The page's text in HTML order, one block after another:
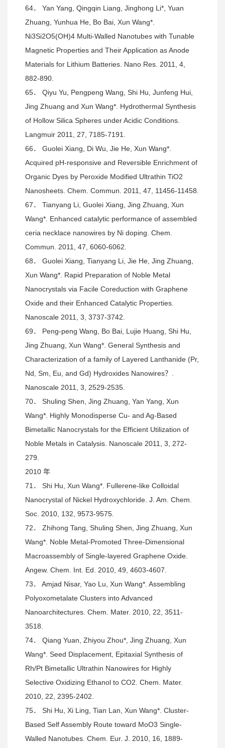
64． Yan Yang, Qingqin Liang, Jinghong Li*, Yuan
Zhuang, Yunhua He, Bo Bai, Xun Wang*.
Ni3Si2O5(OH)4 Multi-Walled Nanotubes with Tunable
Magnetic Properties and Their Application as Anode
Materials for Lithium Batteries. Nano Res. 2011, 4,
882-890.
65． Qiyu Yu, Pengpeng Wang, Shi Hu, Junfeng Hui,
Jing Zhuang and Xun Wang*. Hydrothermal Synthesis
of Hollow Silica Spheres under Acidic Conditions.
Langmuir 2011, 27, 7185-7191.
66． Guolei Xiang, Di Wu, Jie He, Xun Wang*.
Acquired pH-responsive and Reversible Enrichment of
Organic Dyes by Peroxide Modified Ultrathin TiO2
Nanosheets. Chem. Commun. 2011, 47, 11456-11458.
67． Tianyang Li, Guolei Xiang, Jing Zhuang, Xun
Wang*. Enhanced catalytic performance of assembled
ceria necklace nanowires by Ni doping. Chem.
Commun. 2011, 47, 6060-6062.
68． Guolei Xiang, Tianyang Li, Jie He, Jing Zhuang,
Xun Wang*. Rapid Preparation of Noble Metal
Nanocrystals via Facile Coreduction with Graphene
Oxide and their Enhanced Catalytic Properties.
Nanoscale 2011, 3, 3737-3742.
69． Peng-peng Wang, Bo Bai, Lujie Huang, Shi Hu,
Jing Zhuang, Xun Wang*. General Synthesis and
Characterization of a family of Layered Lanthanide (Pr,
Nd, Sm, Eu, and Gd) Hydroxides Nanowires？.
Nanoscale 2011, 3, 2529-2535.
70． Shuling Shen, Jing Zhuang, Yan Yang, Xun
Wang*. Highly Monodisperse Cu- and Ag-Based
Bimetallic Nanocrystals for the Efficient Utilization of
Noble Metals in Catalysis. Nanoscale 2011, 3, 272-
279.
2010 年
71． Shi Hu, Xun Wang*. Fullerene-like Colloidal
Nanocrystal of Nickel Hydroxychloride. J. Am. Chem.
Soc. 2010, 132, 9573-9575.
72． Zhihong Tang, Shuling Shen, Jing Zhuang, Xun
Wang*. Noble Metal-Promoted Three-Dimensional
Macroassembly of Single-layered Graphene Oxide.
Angew. Chem. Int. Ed. 2010, 49, 4603-4607.
73． Amjad Nisar, Yao Lu, Xun Wang*. Assembling
Polyoxometalate Clusters into Advanced
Nanoarchitectures. Chem. Mater. 2010, 22, 3511-
3518.
74． Qiang Yuan, Zhiyou Zhou*, Jing Zhuang, Xun
Wang*. Seed Displacement, Epitaxial Synthesis of
Rh/Pt Bimetallic Ultrathin Nanowires for Highly
Selective Oxidizing Ethanol to CO2. Chem. Mater.
2010, 22, 2395-2402.
75． Shi Hu, Xi Ling, Tian Lan, Xun Wang*. Cluster-
Based Self Assembly Route toward MoO3 Single-
Walled Nanotubes. Chem. Eur. J. 2010, 16, 1889-